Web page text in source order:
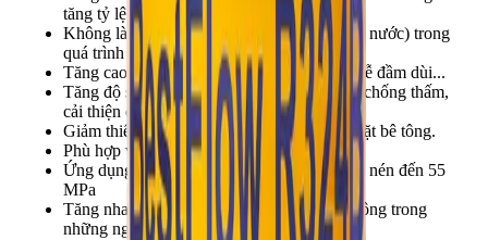
tăng tỷ lệ nước/xi măng.
Không làm tăng rủi ro do bị phân tầng (tách nước) trong
quá trình đổ bê tông.
Tăng cao độ dẻo của bê tông, dễ thi công, dễ đầm dùi...
Tăng độ sít đặc cho bê tông, tăng khả năng chống thấm,
cải thiện chất lượng bề mặt bê tông.
Giảm thiểu hiện tượng co ngót, nứt nẻ bề mặt bê tông.
Phù hợp với điều kiện khí hậu Việt Nam.
Ứng dụng cho các loại bê tông có cường độ nén đến 55
MPa
Tăng nhanh tốc độ phát triển cường độ bê tông trong
những ngày đầu.